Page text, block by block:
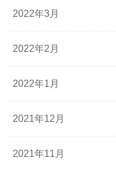
2022年3月
2022年2月
2022年1月
2021年12月
2021年11月